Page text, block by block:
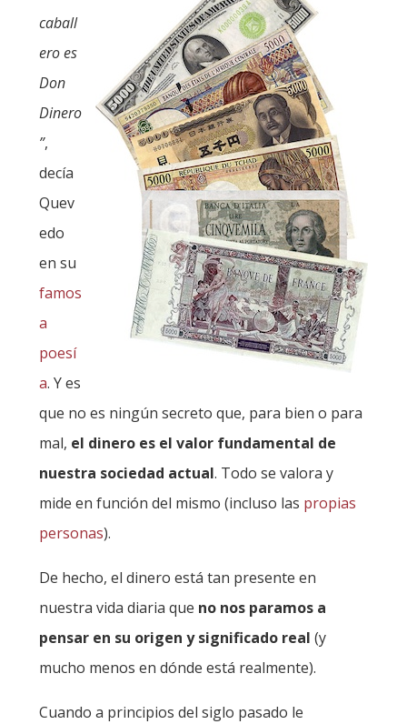
caball
ero es
Don
Dinero
”,
decía
Quev
edo
en su
famos
a
poesí
a. Y es
que no es ningún secreto que, para bien o para
mal, el dinero es el valor fundamental de
nuestra sociedad actual. Todo se valora y
mide en función del mismo (incluso las propias
personas).
De hecho, el dinero está tan presente en
nuestra vida diaria que no nos paramos a
pensar en su origen y significado real (y
mucho menos en dónde está realmente).
Cuando a principios del siglo pasado le